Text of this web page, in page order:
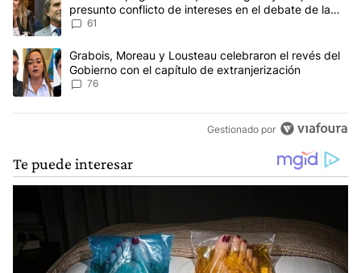
presunto conflicto de intereses en el debate de la
Ley de Tierras
61
Un artículo de tendencia con el título "Grabois, Moreau y
Grabois, Moreau y Lousteau celebraron el revés del
Gobierno con el capítulo de extranjerización
76
Gestionado por